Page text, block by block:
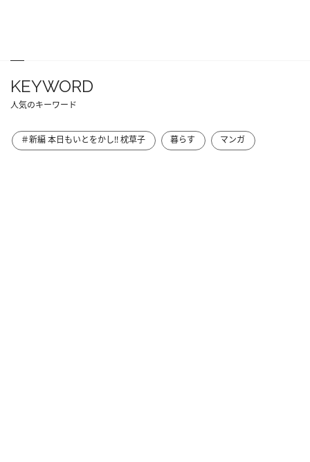
KEYWORD
人気のキーワード
＃新編 本日もいとをかし!! 枕草子 暮らす マンガ